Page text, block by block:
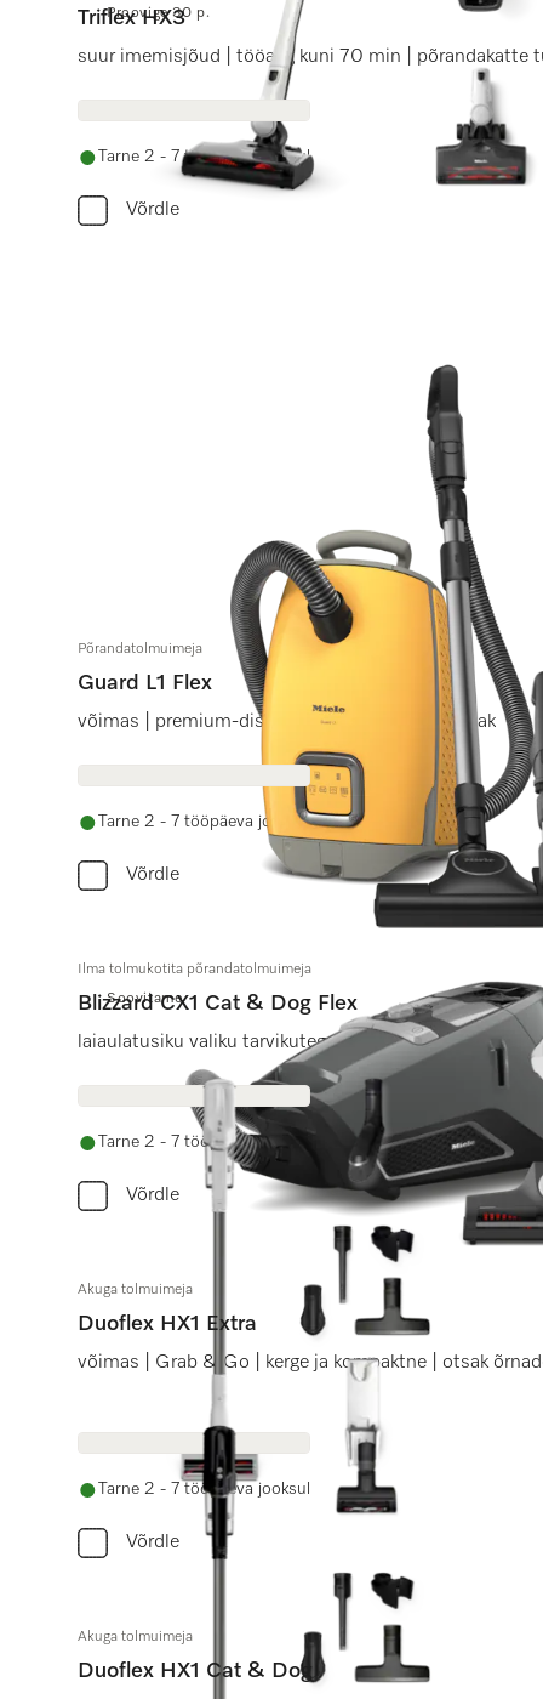
Proovige 30 p.
Triflex HX3
suur imemisjõud | tööaeg kuni 70 min | põrandakatte
Tarne 2 - 7 tööpäeva jooksul
Võrdle
Põrandatolmuimeja
Guard L1 Flex
võimas | premium-disain | sh painduv vuugiotsak
Tarne 2 - 7 tööpäeva jooksul
Võrdle
Soovitame
Ilma tolmukotita põrandatolmuimeja
Blizzard CX1 Cat & Dog Flex
laiaulatusiku valiku tarvikutega mistahes
Tarne 2 - 7 tööpäeva jooksul
Võrdle
Akuga tolmuimeja
Duoflex HX1 Extra
võimas | Grab & Go | kerge ja kompaktne | otsak
Tarne 2 - 7 tööpäeva jooksul
Võrdle
Akuga tolmuimeja
Duoflex HX1 Cat & Dog